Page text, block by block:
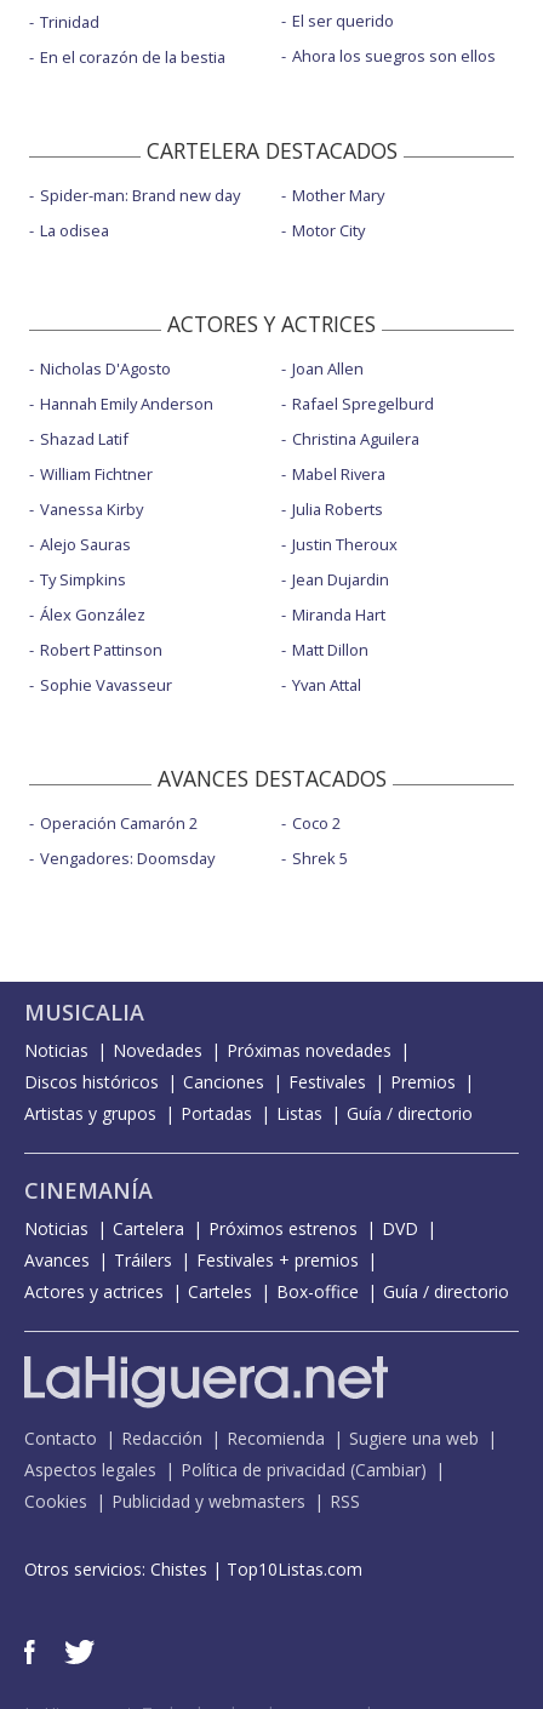
Trinidad
En el corazón de la bestia
El ser querido
Ahora los suegros son ellos
CARTELERA DESTACADOS
Spider-man: Brand new day
La odisea
Mother Mary
Motor City
ACTORES Y ACTRICES
Nicholas D'Agosto
Hannah Emily Anderson
Shazad Latif
William Fichtner
Vanessa Kirby
Alejo Sauras
Ty Simpkins
Álex González
Robert Pattinson
Sophie Vavasseur
Joan Allen
Rafael Spregelburd
Christina Aguilera
Mabel Rivera
Julia Roberts
Justin Theroux
Jean Dujardin
Miranda Hart
Matt Dillon
Yvan Attal
AVANCES DESTACADOS
Operación Camarón 2
Vengadores: Doomsday
Coco 2
Shrek 5
MUSICALIA
Noticias Novedades
Próximas novedades
Discos históricos
Canciones Festivales
Premios
Artistas y grupos
Portadas Listas Guía / directorio
CINEMANÍA
Noticias Cartelera Próximos estrenos
DVD
Avances
Tráilers
Festivales + premios
Actores y actrices
Carteles Box-office Guía / directorio
Contacto Redacción Recomienda
Sugiere una web
Aspectos legales
Política de privacidad (Cambiar)
Cookies
Publicidad y webmasters RSS
Otros servicios: Chistes | Top10Listas.com